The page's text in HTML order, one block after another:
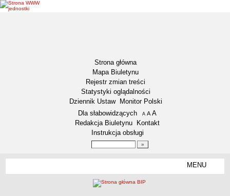
Strona główna
Mapa Biuletynu
Rejestr zmian treści
Statystyki oglądalności
Dziennik Ustaw
Monitor Polski
Menu dodatkowe
Dla słabowidzących A pomniejsz czcionkę
A standardowy rozmiar czcionki
A
Redakcja Biuletynu
Kontakt
Instrukcja obsługi
MENU